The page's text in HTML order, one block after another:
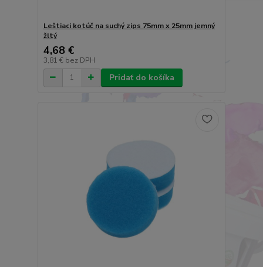
Leštiaci kotúč na suchý zips 75mm x 25mm jemný
žltý
4,68 €
3,81 € bez DPH
Pridať do košíka